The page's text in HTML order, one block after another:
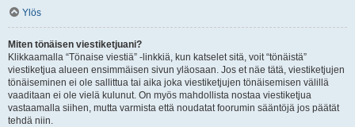
Ylös
Miten tönäisen viestiketjuani?
Klikkaamalla “Tönaise viestiä” -linkkiä, kun katselet sitä, voit “tönäistä”
viestiketjua alueen ensimmäisen sivun yläosaan. Jos et näe tätä, viestiketjujen
tönäiseminen ei ole sallittua tai aika joka viestiketjujen tönäisemisen välillä
vaaditaan ei ole vielä kulunut. On myös mahdollista nostaa viestiketjua
vastaamalla siihen, mutta varmista että noudatat foorumin sääntöjä jos päätät
tehdä niin.